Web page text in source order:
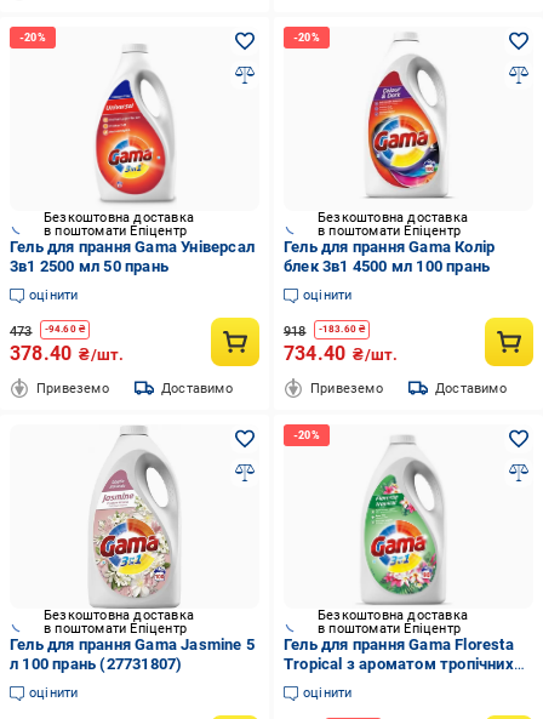
Безкоштовна доставка
в поштомати Епіцентр
Гель для прання Gama Універсал
3в1 2500 мл 50 прань
оцінити
473 -94.60₴
378.40 ₴/шт.
Привеземо Доставимо
Безкоштовна доставка
в поштомати Епіцентр
Гель для прання Gama Колір
блек 3в1 4500 мл 100 прань
оцінити
918 -183.60₴
734.40 ₴/шт.
Привеземо Доставимо
Безкоштовна доставка
в поштомати Епіцентр
Гель для прання Gama Jasmine 5
л 100 прань (27731807)
оцінити
Безкоштовна доставка
в поштомати Епіцентр
Гель для прання Gama Floresta
Tropical з ароматом тропічних
квітів 4050 мл 90 прань
оцінити